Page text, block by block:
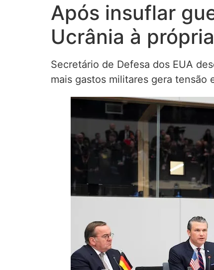
Após insuflar
Ucrânia à
Secretário de Defesa dos EUA
mais gastos militares gera tensão